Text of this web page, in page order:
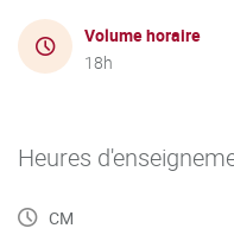
Volume horaire
18h
Heures
CM